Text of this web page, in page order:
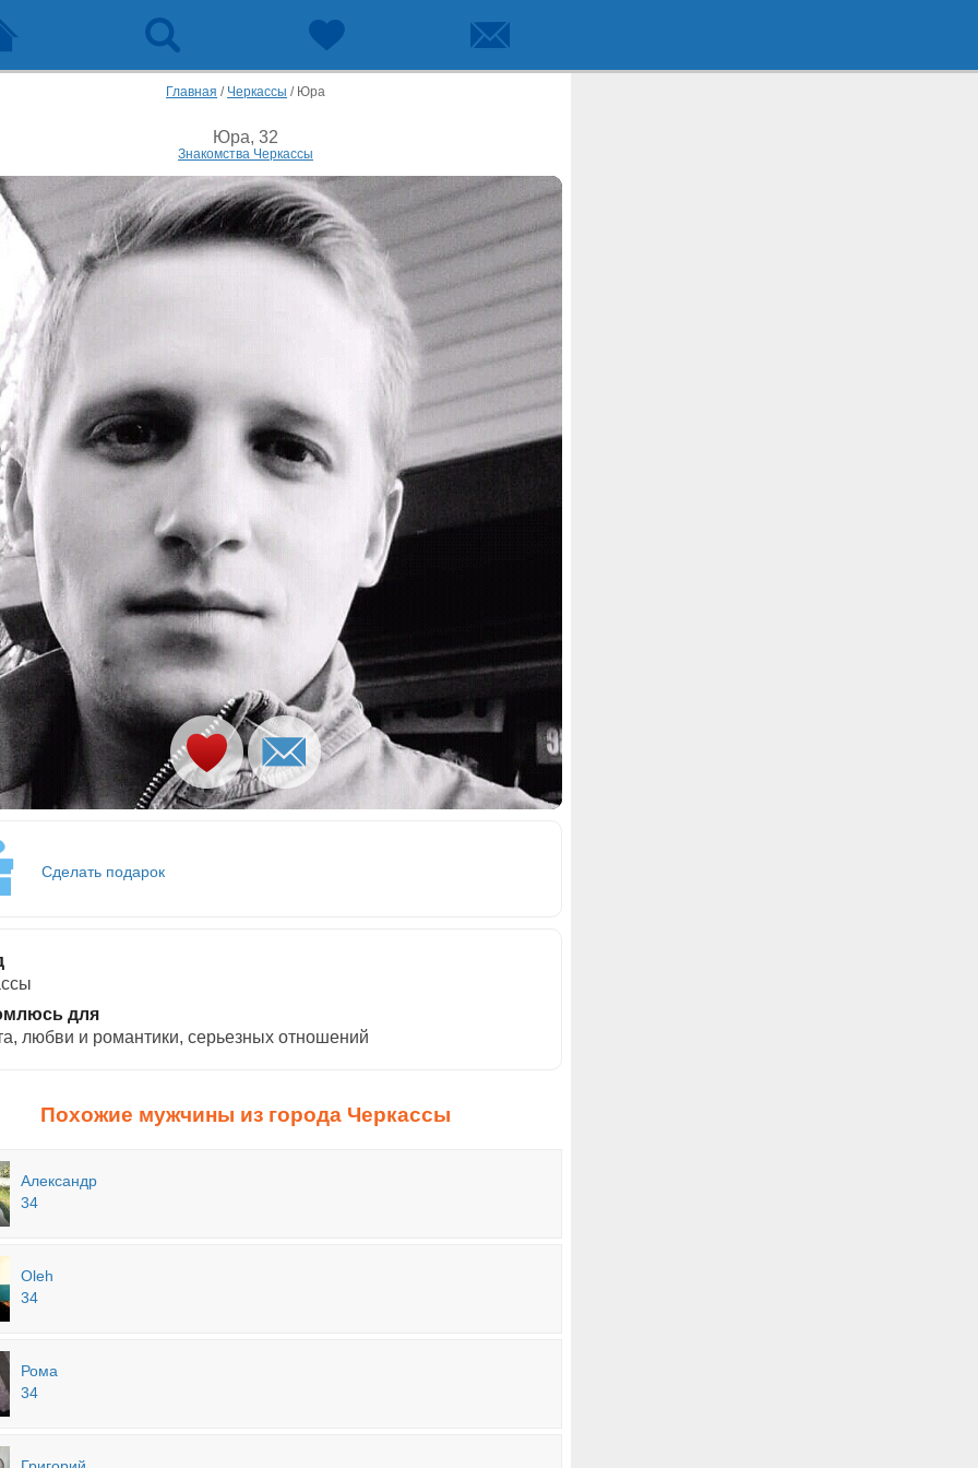
Главная / Черкассы / Юра
Юра, 32
Знакомства Черкассы
Сделать подарок
для
любви и романтики, cерьезных отношений
Похожие мужчины из города Черкассы
Александр
34
Oleh
34
Рома
34